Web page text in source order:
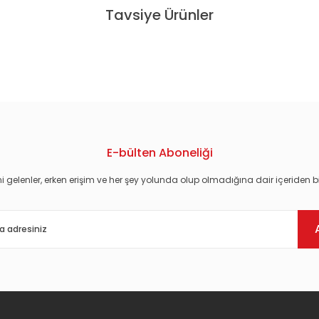
Tavsiye Ürünler
E-bülten Aboneliği
gelenler, erken erişim ve her şey yolunda olup olmadığına dair içeriden